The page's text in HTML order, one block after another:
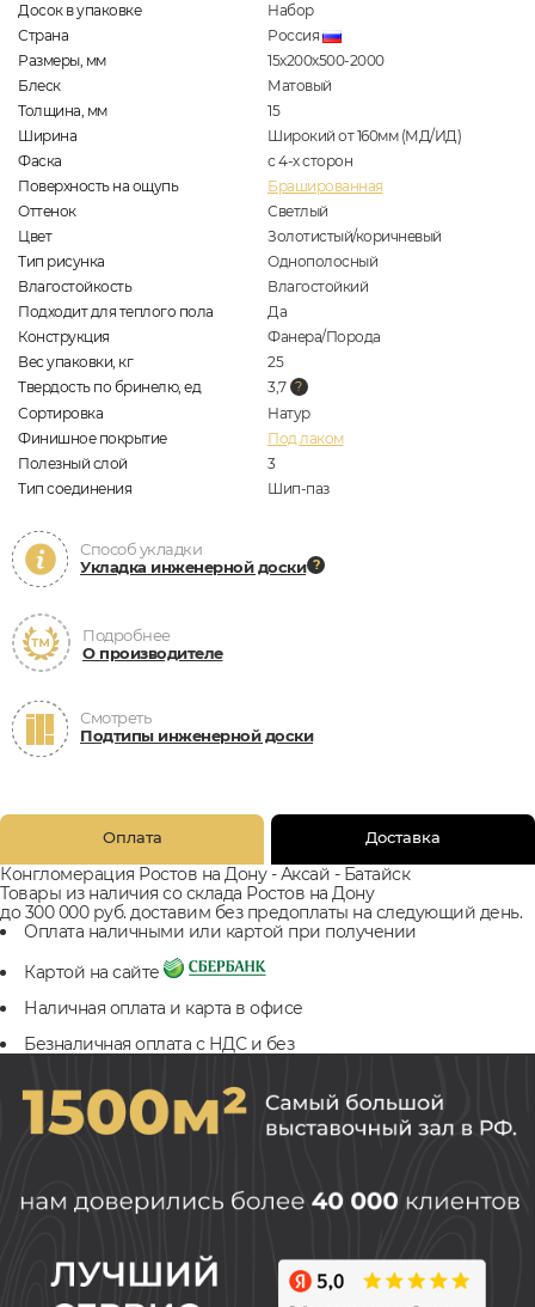
Досок в упаковке
Набор
Страна
Россия
Размеры, мм
15х200х500-2000
Блеск
Матовый
Толщина, мм
15
Ширина
Широкий от 160мм (МД/ИД)
Фаска
с 4-х сторон
Поверхность на ощупь
Брашированная
Оттенок
Светлый
Цвет
Золотистый/коричневый
Тип рисунка
Однополосный
Влагостойкость
Влагостойкий
Подходит для теплого пола
Да
Конструкция
Фанера/Порода
Вес упаковки, кг
25
Твердость по бринелю, ед
3,7
Сортировка
Натур
Финишное покрытие
Под лаком
Полезный слой
3
Тип соединения
Шип-паз
Способ укладки
Укладка инженерной доски
Подробнее
О производителе
Смотреть
Подтипы инженерной доски
Оплата Доставка
Конгломерация Ростов на Дону - Аксай - Батайск
Товары из наличия со склада Ростов на Дону
до 300 000 руб. доставим без предоплаты на следующий день.
Оплата наличными или картой при получении
Картой на сайте
Наличная оплата и карта в офисе
Безналичная оплата с НДС и без